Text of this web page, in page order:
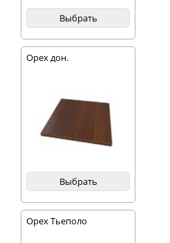
Выбрать
Орех дон.
Выбрать
Орех Тьеполо